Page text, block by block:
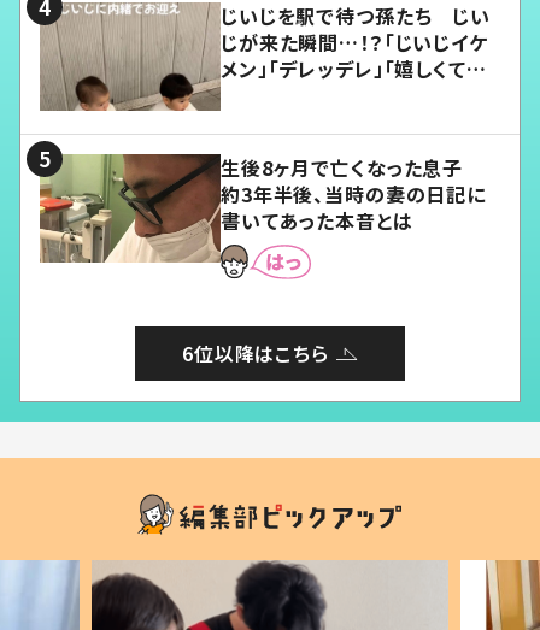
じいじを駅で待つ孫たち じい
じが来た瞬間…！？「じいじイケ
メン」「デレッデレ」「嬉しくて可
生後8ヶ月で亡くなった息子
約3年半後、当時の妻の日記に
書いてあった本音とは
6位以降はこちら